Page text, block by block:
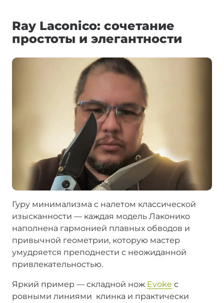
Ray Laconico: сочетание
простоты и элегантности
Гуру минимализма с налетом классической
изысканности — каждая модель Лаконико
наполнена гармонией плавных обводов и
привычной геометрии, которую мастер
умудряется преподнести с неожиданной
привлекательностью.
Яркий пример — складной нож Evoke с
ровными линиями клинка и практически